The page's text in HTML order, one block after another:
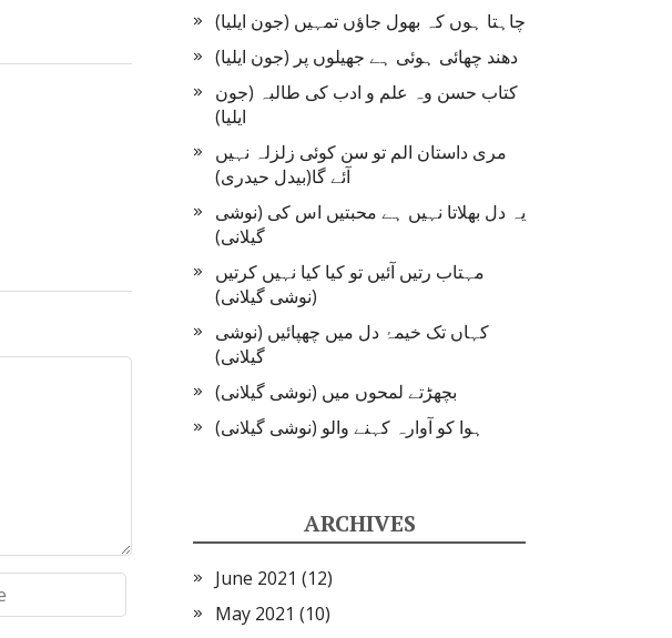
چاہتا ہوں کہ بھول جاؤں تمہیں (جون ایلیا)
دھند چھائی ہوئی ہے جھیلوں پر (جون ایلیا)
کتاب حسن وہ علم و ادب کی طالبہ (جون
ایلیا)
مری داستان الم تو سن کوئی زلزلہ نہیں
آئے گا(بیدل حیدری)
یہ دل بھلاتا نہیں ہے محبتیں اس کی (نوشی
گیلانی)
مہتاب رتیں آئیں تو کیا کیا نہیں کرتیں
(نوشی گیلانی)
کہاں تک خیمۂ دل میں چھپائیں (نوشی
گیلانی)
بچھڑتے لمحوں میں (نوشی گیلانی)
ہوا کو آوارہ کہنے والو (نوشی گیلانی)
ARCHIVES
June 2021 (12)
May 2021 (10)